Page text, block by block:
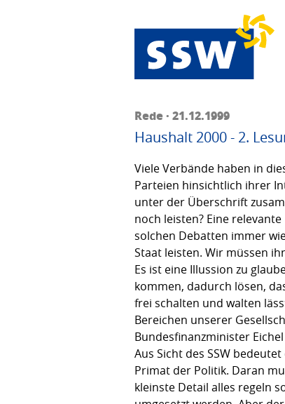
Rede · 21.12.1999
Haushalt 2000 - 2.
Viele Verbände haben in
Parteien hinsichtlich ihrer
unter der Überschrift
noch leisten? Eine
solchen Debatten immer
Staat leisten. Wir müssen
Es ist eine Illussion zu
kommen, dadurch lösen,
frei schalten und walten
Bereichen unserer
Bundesfinanzminister
Aus Sicht des SSW
Primat der Politik. Daran
kleinste Detail alles regeln